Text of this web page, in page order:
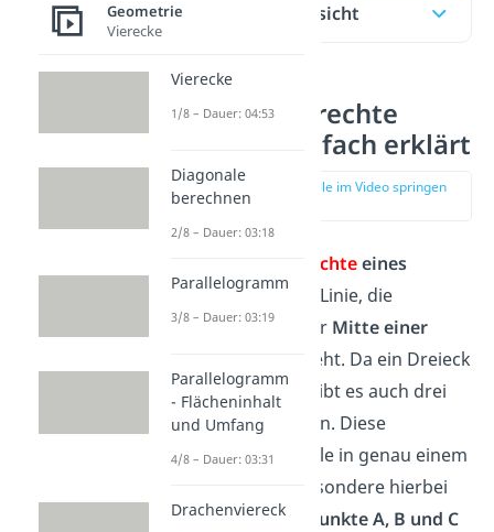
Inhaltsübersicht
Mittelsenkrechte
Dreieck einfach erklärt
zur Stelle im Video springen
Mittelsenkrechteeines
Dreiecksist eine Linie, die
senkrechtauf der Mitte einer
steht. Da ein Dreieck
drei Seiten hat, gibt es auch drei
Mittelsenkrechten. Diese
schneiden sich alle in genau einem
. Das besondere hierbei
ist, dass dieEckpunkte A, B und C
Geometrie
Vierecke
Vierecke
1/8 – Dauer: 04:53
Diagonale
berechnen
2/8 – Dauer: 03:18
Parallelogramm
3/8 – Dauer: 03:19
Parallelogramm
- Flächeninhalt
und Umfang
4/8 – Dauer: 03:31
Drachenviereck